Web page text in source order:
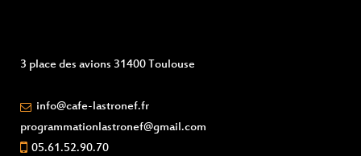
3 place des avions 31400 Toulouse
info@cafe-lastronef.fr
programmationlastronef@gmail.com
05.61.52.90.70